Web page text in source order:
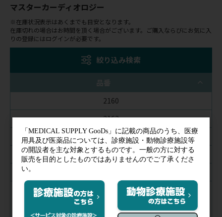
マスターカーディオロジー
※在庫状況表示はあくまでも目安となります。
在庫切れの場合はお時間を頂く場合がございます。ご購入ならびにお気に入
りの登録にはログインが必要です。
絞り込み検索
2160
2163
2164
2167
2176
品番